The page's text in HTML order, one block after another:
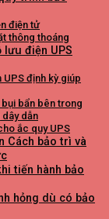
điện tử
thông thoáng
lưu điện UPS
định kỳ giúp
bụi bẩn bên trong
dây dẫn
ắc quy UPS
Cách bảo trì và
tiến hành bảo
hỏng dù có bảo